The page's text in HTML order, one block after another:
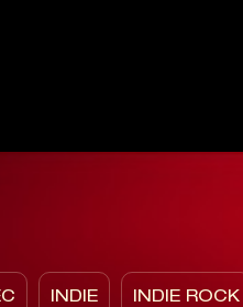
INDIE INDIE ROCK